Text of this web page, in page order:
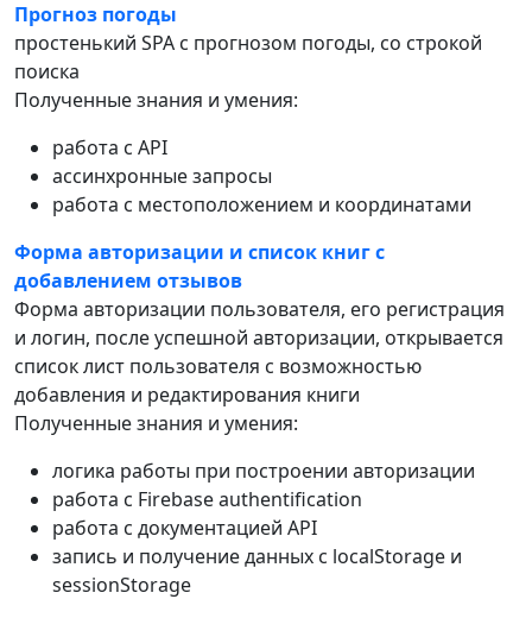
Прогноз погоды
простенький SPA с прогнозом погоды, со строкой
поиска
Полученные знания и умения:
работа с API
ассинхронные запросы
работа с местоположением и координатами
Форма авторизации и список книг с
добавлением отзывов
Форма авторизации пользователя, его регистрация
и логин, после успешной авторизации, открывается
список лист пользователя с возможностью
добавления и редактирования книги
Полученные знания и умения:
логика работы при построении авторизации
работа с Firebase authentification
работа с документацией API
запись и получение данных с localStorage и
sessionStorage